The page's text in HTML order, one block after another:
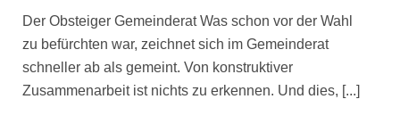
Der Obsteiger Gemeinderat Was schon vor der Wahl
zu befürchten war, zeichnet sich im Gemeinderat
schneller ab als gemeint. Von konstruktiver
Zusammenarbeit ist nichts zu erkennen. Und dies, [...]